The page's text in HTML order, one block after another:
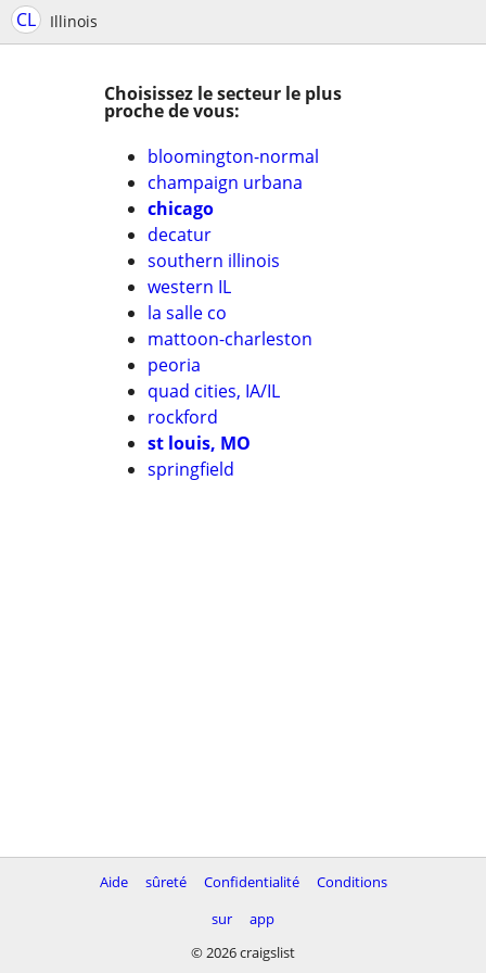
CL Illinois
Choisissez le secteur le plus
proche de vous:
bloomington-normal
champaign urbana
chicago
decatur
southern illinois
western IL
la salle co
mattoon-charleston
peoria
quad cities, IA/IL
rockford
st louis, MO
springfield
Aide sûreté Confidentialité
Conditions
sur
app
© 2026 craigslist